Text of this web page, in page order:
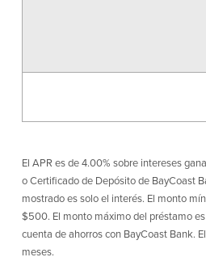
El APR es de 4.00% sobre intereses
o Certificado de Depósito de BayCoast
mostrado es solo el interés. El monto
$500. El monto máximo del préstamo
cuenta de ahorros con BayCoast Bank.
meses.